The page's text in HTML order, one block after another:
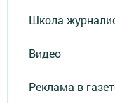
Школа
Видео
Реклама в